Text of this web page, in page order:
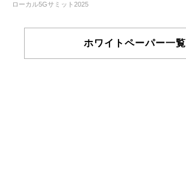
ローカル5Gサミット2025
ホワイトペーパー一覧